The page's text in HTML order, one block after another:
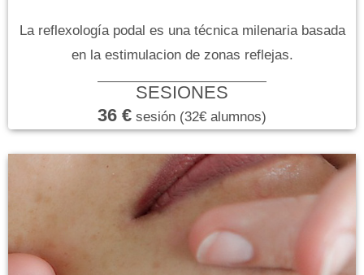
La reflexología podal es una técnica milenaria basada
en la estimulacion de zonas reflejas.
SESIONES
36 € sesión (32€ alumnos)